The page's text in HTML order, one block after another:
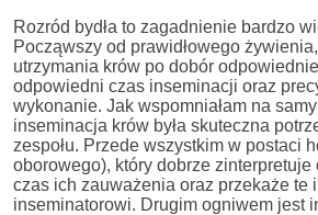
Rozród bydła to zagadnienie bardzo
Począwszy od prawidłowego
utrzymania krów po dobór
odpowiedni czas inseminacji oraz
wykonanie. Jak wspomniałam na
inseminacja krów była skuteczna
zespołu. Przede wszystkim w postaci
oborowego), który dobrze zinterpretuje
czas ich zauważenia oraz przekaże te
inseminatorowi. Drugim ogniwem jest